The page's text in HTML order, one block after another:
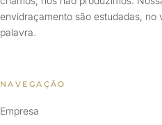
envidraçamento são estudadas, no
palavra.
NAVEGAÇÃO
Empresa